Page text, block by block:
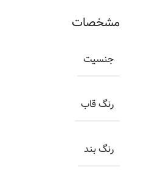
مشخصات
جنسیت
رنگ قاب
رنگ بند